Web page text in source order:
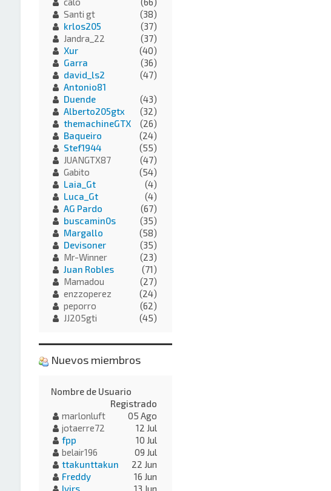
Santi gt
(38)
krlos205
(37)
Jandra_22
(37)
Xur
(40)
Garra
(36)
david_ls2
(47)
Antonio81
Duende
(43)
Alberto205gtx
(32)
themachineGTX
(26)
Baqueiro
(24)
Stef1944
(55)
JUANGTX87
(47)
Gabito
(54)
Laia_Gt
(4)
Luca_Gt
(4)
AG Pardo
(67)
buscamin0s
(35)
Margallo
(58)
Devisoner
(35)
Mr-Winner
(23)
Juan Robles
(71)
Mamadou
(27)
enzzoperez
(24)
peporro
(62)
JJ205gti
(45)
Nuevos miembros
Nombre de Usuario
Registrado
marlonluft
05 Ago
jotaerre72
12 Jul
fpp
10 Jul
belair196
09 Jul
ttakunttakun
22 Jun
Freddy
16 Jun
Ivirs
13 Jun